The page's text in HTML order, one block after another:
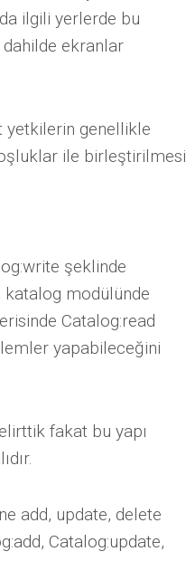
ilgili yerlerde bu
dahilde ekranlar
yetkilerin genellikle
ile birleştirilmesi
şeklinde
katalog modülünde
Catalog:read
yapabileceğini
fakat bu yapı
add, update, delete
Catalog:update,